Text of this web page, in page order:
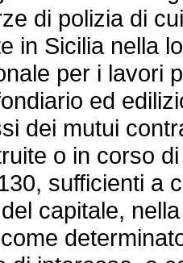
di polizia di
in Sicilia nella
per i lavori
ed
dei mutui
o in corso
sufficienti a
capitale,